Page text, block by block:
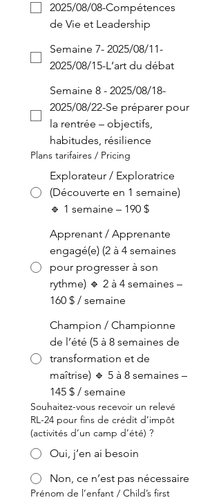
2025/08/08-Compétences
de Vie et Leadership
Semaine 7- 2025/08/11-
2025/08/15-L‘art du débat
Semaine 8 - 2025/08/18-
2025/08/22-Se préparer pour
la rentrée – objectifs,
habitudes, résilience
Plans tarifaires / Pricing
Explorateur / Exploratrice
(Découverte en 1 semaine)
🔹 1 semaine – 190 $
Apprenant / Apprenante
engagé(e) (2 à 4 semaines
pour progresser à son
rythme) 🔹 2 à 4 semaines –
160 $ / semaine
Champion / Championne
de l’été (5 à 8 semaines de
transformation et de
maîtrise) 🔹 5 à 8 semaines –
145 $ / semaine
Souhaitez-vous recevoir un relevé
RL-24 pour fins de crédit d’impôt
(activités d’un camp d’été) ?
Oui, j’en ai besoin
Non, ce n’est pas nécessaire
Prénom de l’enfant / Child’s first